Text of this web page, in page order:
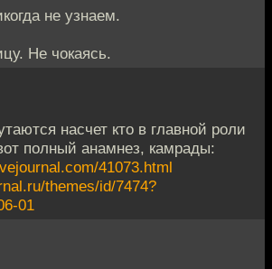
не узнаем.
Не чокаясь.
насчет кто в главной роли
полный анамнез, камрады:
41073.html
themes/id/7474?
01